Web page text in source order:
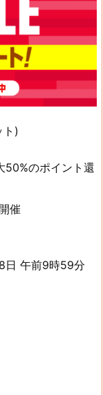
ト)
50%のポイント還
催
日 午前9時59分